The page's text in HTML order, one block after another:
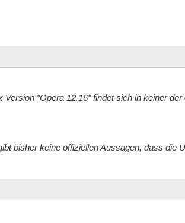
"Opera 12.16" findet sich in keiner
bisher keine offiziellen Aussagen, dass die